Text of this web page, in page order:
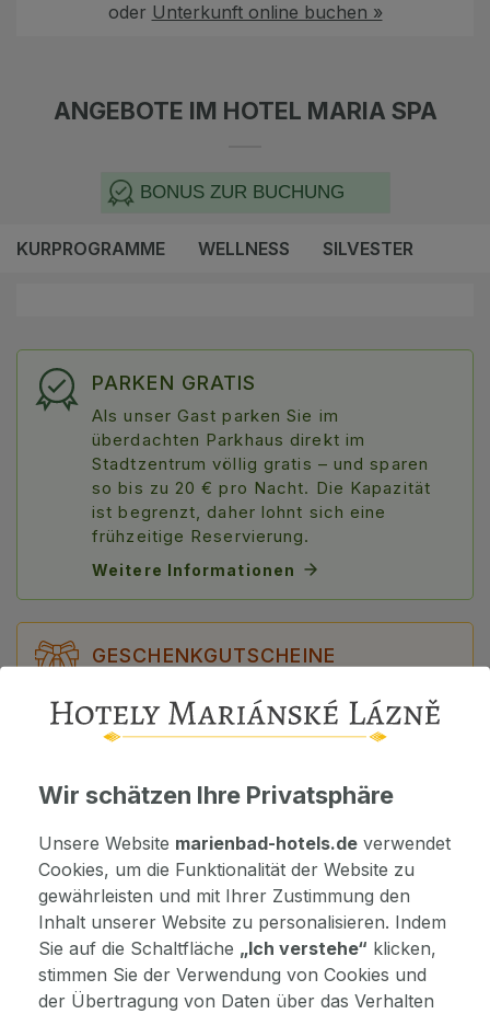
oder Unterkunft online buchen »
ANGEBOTE IM HOTEL MARIA SPA
BONUS ZUR BUCHUNG
KURPROGRAMME WELLNESS SILVESTER
PARKEN GRATIS
Als unser Gast parken Sie im
überdachten Parkhaus direkt im
Stadtzentrum völlig gratis – und sparen
so bis zu 20 € pro Nacht. Die Kapazität
ist begrenzt, daher lohnt sich eine
frühzeitige Reservierung.
Weitere Informationen
GESCHENKGUTSCHEINE
Lieben! Wählen Sie ein bestimmtes Paket
oder einen Gutschein in einem Wert ab
Geschenk.
DETAILS
Wir schätzen Ihre Privatsphäre
Unsere Website marienbad-hotels.de verwendet
Cookies, um die Funktionalität der Website zu
gewährleisten und mit Ihrer Zustimmung den
Inhalt unserer Website zu personalisieren. Indem
Sie auf die Schaltfläche „Ich verstehe“ klicken,
stimmen Sie der Verwendung von Cookies und
der Übertragung von Daten über das Verhalten